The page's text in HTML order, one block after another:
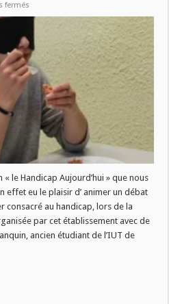
fermés
2018
MARDI
14
AOUT
A
14H
« le Handicap Aujourd’hui » que nous
effet eu le plaisir d’ animer un débat
consacré au handicap, lors de la
par cet établissement avec de
ancien étudiant de l’IUT de